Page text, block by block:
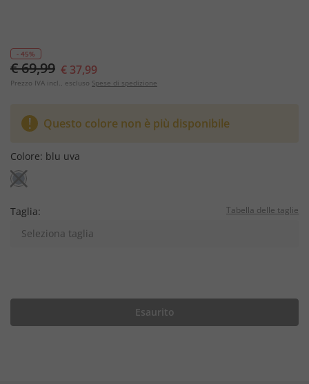
- 45%
€ 69,99 € 37,99
Prezzo IVA incl., escluso Spese di spedizione
Questo colore non è più disponibile
Colore: blu uva
Taglia: Tabella delle taglie
Seleziona taglia
Esaurito